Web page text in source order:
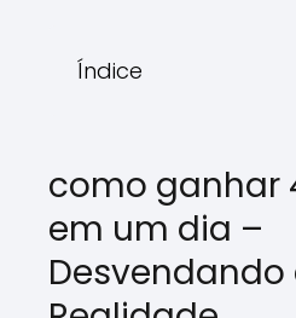
Índice
como ganhar
em um dia –
Desvendando